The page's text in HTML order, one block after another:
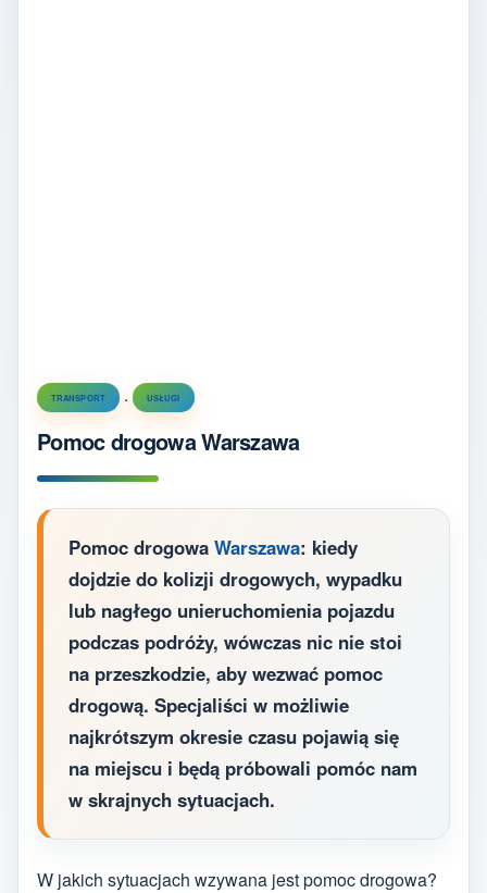
TRANSPORT . USŁUGI
Pomoc drogowa Warszawa
Pomoc drogowa Warszawa: kiedy
dojdzie do kolizji drogowych, wypadku
lub nagłego unieruchomienia pojazdu
podczas podróży, wówczas nic nie stoi
na przeszkodzie, aby wezwać pomoc
drogową. Specjaliści w możliwie
najkrótszym okresie czasu pojawią się
na miejscu i będą próbowali pomóc nam
w skrajnych sytuacjach.
W jakich sytuacjach wzywana jest pomoc drogowa?